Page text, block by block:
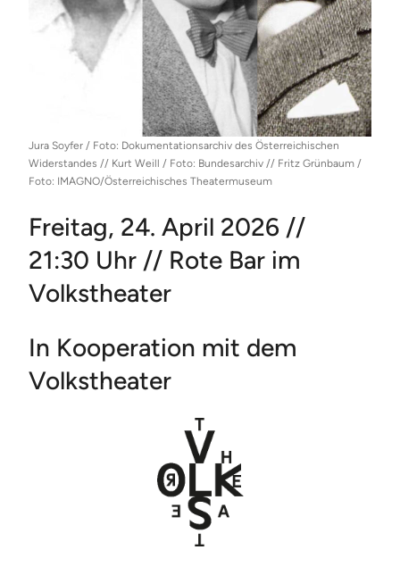
Jura Soyfer / Foto: Dokumentationsarchiv des Österreichischen
Widerstandes // Kurt Weill / Foto: Bundesarchiv // Fritz Grünbaum /
Foto: IMAGNO/Österreichisches Theatermuseum
Freitag, 24. April 2026 //
21:30 Uhr // Rote Bar im
Volkstheater
In Kooperation mit dem
Volkstheater